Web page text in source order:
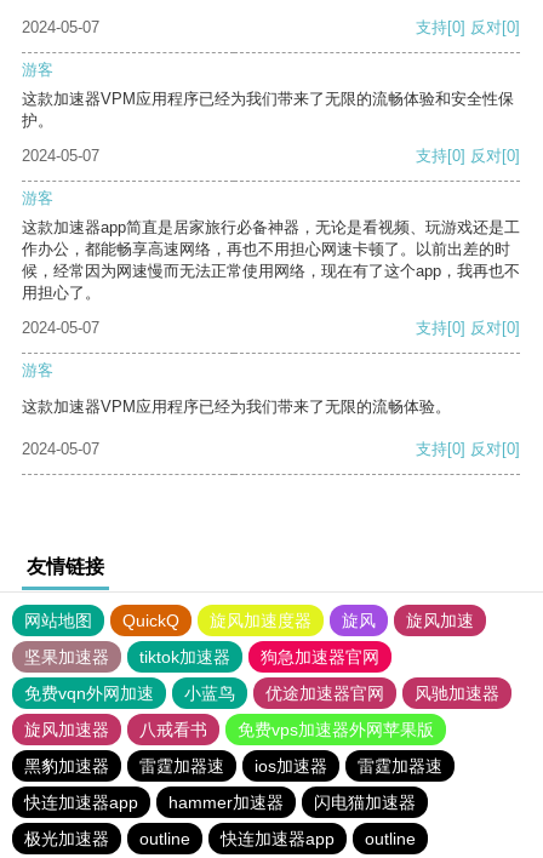
2024-05-07 支持[0] 反对[0]
游客
这款加速器VPM应用程序已经为我们带来了无限的流畅体验和安全性保
护。
2024-05-07
支持[0] 反对[0]
游客
这款加速器app简直是居家旅行必备神器，无论是看视频、玩游戏还是工
作办公，都能畅享高速网络，再也不用担心网速卡顿了。以前出差的时
候，经常因为网速慢而无法正常使用网络，现在有了这个app，我再也不
用担心了。
2024-05-07
支持[0] 反对[0]
游客
这款加速器VPM应用程序已经为我们带来了无限的流畅体验。
2024-05-07 支持[0] 反对[0]
友情链接
网站地图 QuickQ 旋风加速度器 旋风
旋风加速
坚果加速器
tiktok加速器
狗急加速器官网
免费vqn外网加速
小蓝鸟 优途加速器官网
风驰加速器
旋风加速器
八戒看书
免费vps加速器外网苹果版
黑豹加速器
雷霆加器速 ios加速器
雷霆加器速
快连加速器app
hammer加速器
闪电猫加速器
极光加速器
outline 快连加速器app outline